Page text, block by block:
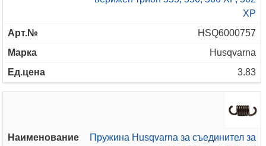
XP
HSQ6000757
Husqvarna
3.83
Пружина Husqvarna за съединител за